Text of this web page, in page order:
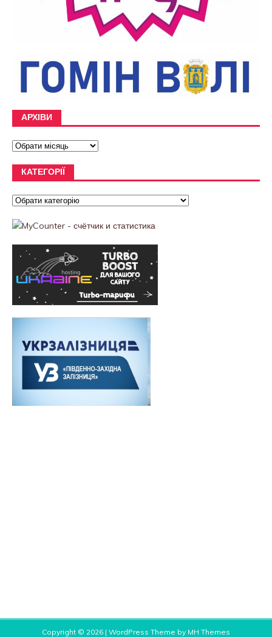
АРХІВИ
КАТЕГОРІЇ
Copyright © 2026 | WordPress Theme by MH Themes